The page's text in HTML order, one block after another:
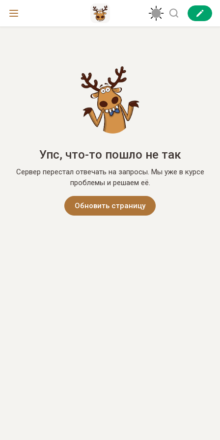
Упс, что-то пошло не так
Сервер перестал отвечать на запросы. Мы уже в курсе
проблемы и решаем её.
Обновить страницу